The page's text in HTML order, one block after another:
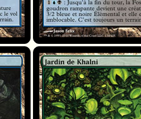
Jardin de Khalni